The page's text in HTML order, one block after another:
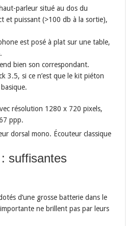
parleur situé au dos du
et puissant (>100 db à la sortie),
est posé à plat sur une table,
bien son correspondant.
3.5, si ce n’est que le kit piéton
résolution 1280 x 720 pixels,
ppp.
dorsal mono. Écouteur classique
suffisantes
d’une grosse batterie dans le
ne brillent pas par leurs